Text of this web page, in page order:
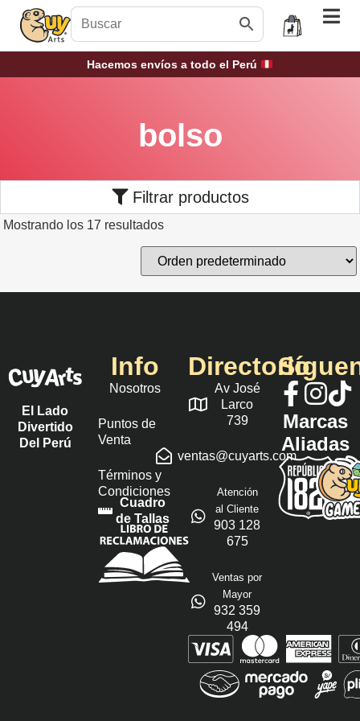
Hacemos envíos a todo el Perú
bolso
Filtrar productos
Mostrando los 17 resultados
El Lado
Divertido
Del Perú
Info
Nosotros
Puntos de
Venta
Términos y
Condiciones
Cuadro
de Tallas
Directorio
Av José
Larco
739
ventas@cuyarts.com
Atención
al Cliente
903 128
675
Ventas por
Mayor
932 359
494
Marcas
Aliadas